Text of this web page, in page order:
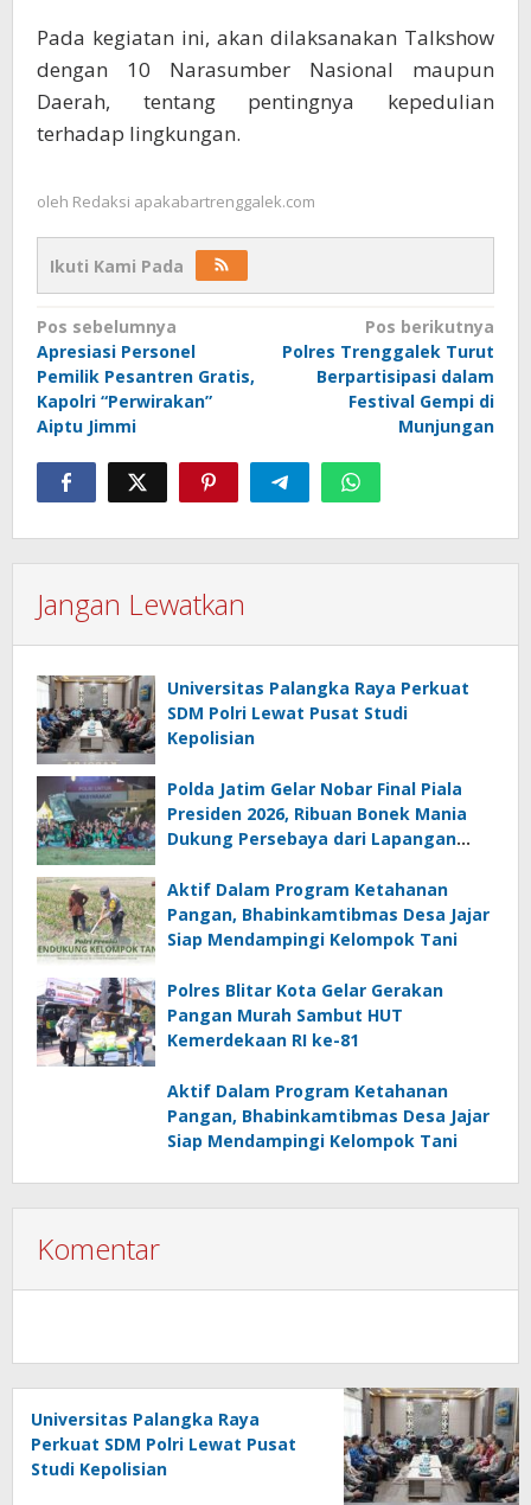
Pada kegiatan ini, akan dilaksanakan Talkshow
dengan 10 Narasumber Nasional maupun
Daerah, tentang pentingnya kepedulian
terhadap lingkungan.
oleh Redaksi apakabartrenggalek.com
Ikuti Kami Pada
Navigasi
pos
Pos sebelumnya
Apresiasi Personel
Pemilik Pesantren Gratis,
Kapolri “Perwirakan”
Aiptu Jimmi
Pos berikutnya
Polres Trenggalek Turut
Berpartisipasi dalam
Festival Gempi di
Munjungan
Jangan Lewatkan
Universitas Palangka Raya Perkuat
SDM Polri Lewat Pusat Studi
Kepolisian
Polda Jatim Gelar Nobar Final Piala
Presiden 2026, Ribuan Bonek Mania
Dukung Persebaya dari Lapangan
Aktif Dalam Program Ketahanan
Pangan, Bhabinkamtibmas Desa Jajar
Siap Mendampingi Kelompok Tani
Polres Blitar Kota Gelar Gerakan
Pangan Murah Sambut HUT
Kemerdekaan RI ke-81
Aktif Dalam Program Ketahanan
Pangan, Bhabinkamtibmas Desa Jajar
Siap Mendampingi Kelompok Tani
Komentar
Universitas Palangka Raya
Perkuat SDM Polri Lewat Pusat
Studi Kepolisian